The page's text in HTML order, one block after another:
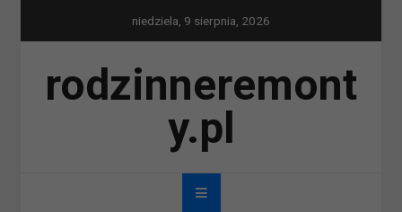
niedziela, 9 sierpnia, 2026
rodzinneremont
y.pl